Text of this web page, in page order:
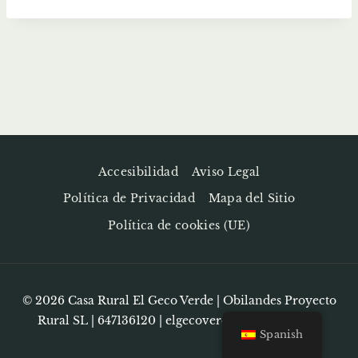
Accesibilidad
Aviso Legal
Política de Privacidad
Mapa del Sitio
Política de cookies (UE)
© 2026 Casa Rural El Geco Verde | Obilandes Proyecto
Rural SL | 647136120 | elgecoverde@hotmail.com
Spanish